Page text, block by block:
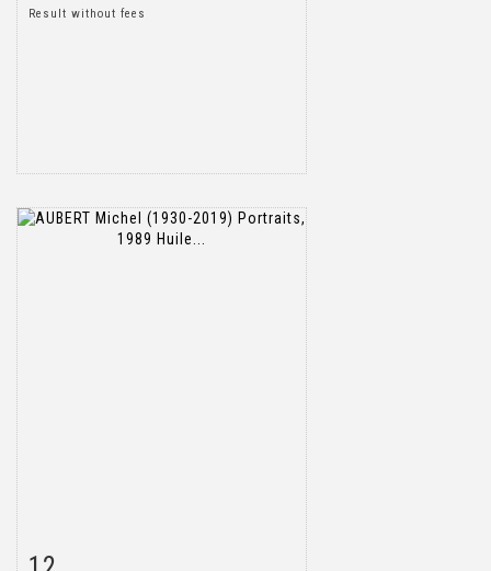
Result without fees